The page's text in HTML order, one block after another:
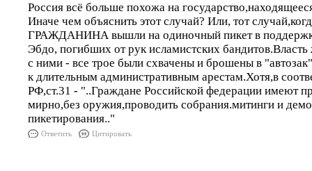
Россия всё больше похожа на
Иначе чем объяснить этот случай? Или, тот
ГРАЖДАНИНА вышли на одиночный пикет в
Эбдо, погибших от рук исламистских бандитов.Власть
с ними - все трое были схвачены и брошены в
к длительным административным арестам.Хотя,в
РФ,ст.31 - "..Граждане Российской федерации имеют
мирно,без оружия,проводить собрания.митинги и
пикетирования.."
Ответить Цитировать